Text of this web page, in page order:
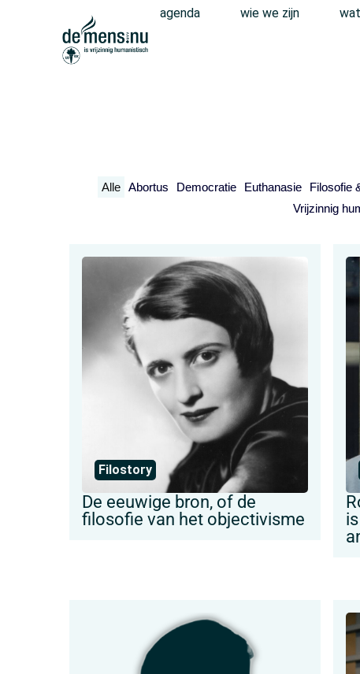
agenda wie we zijn
Abortus Democratie Euthanasie Filosofie
Vrijzinnig
Alle
Filostory
De eeuwige bron, of de
filosofie van het objectivisme